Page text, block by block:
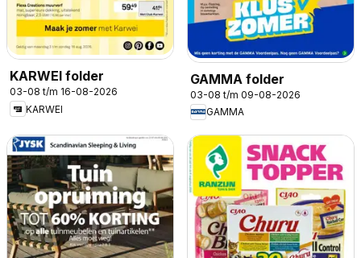
KARWEI folder
03-08 t/m 16-08-2026
KARWEI
GAMMA folder
03-08 t/m 09-08-2026
GAMMA